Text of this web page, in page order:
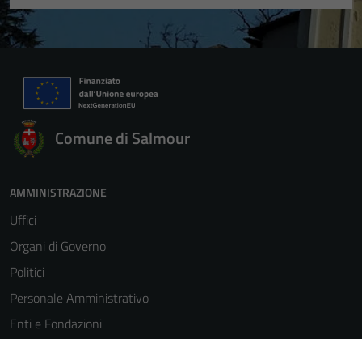
Comune di Salmour
AMMINISTRAZIONE
Uffici
Organi di Governo
Politici
Personale Amministrativo
Enti e Fondazioni